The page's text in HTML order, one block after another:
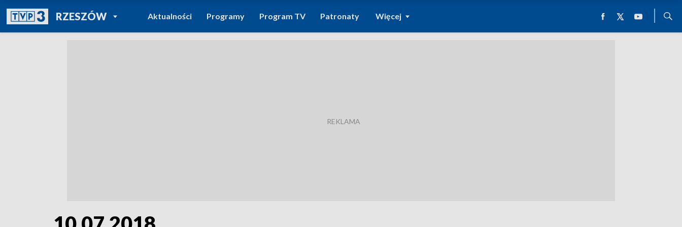
RZESZÓWPOWRÓT DO
TVP REGIONY
Aktualności Programy Program TV Patronaty Więcej